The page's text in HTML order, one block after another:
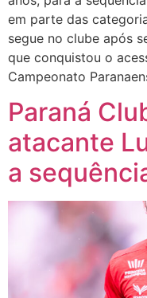
em parte das
segue no clube após
que conquistou o
Campeonato
Paraná
atacante
a